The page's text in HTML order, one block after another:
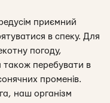
приємний
в спеку. Для
погоду,
також перебувати в
променів.
наш організм